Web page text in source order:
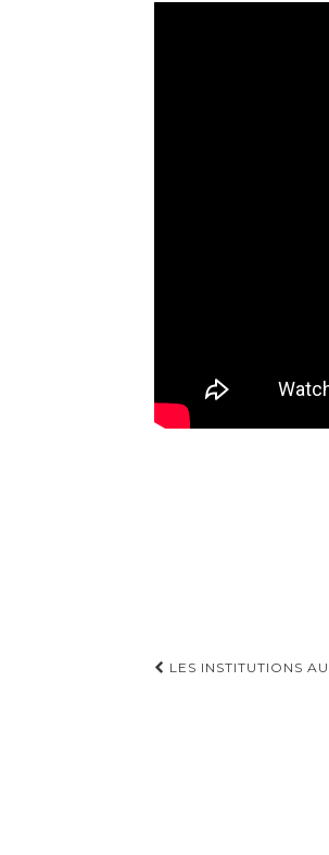
Navigation
LES INSTITUTIONS